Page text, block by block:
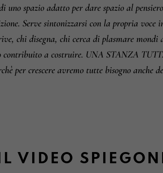
spazio adatto per dare spazio al
Serve sintonizzarsi con la propria
chi disegna, chi cerca di plasmare
contribuito a costruire. UNA STANZA
per crescere avremo tutte bisogno anche
VIDEO